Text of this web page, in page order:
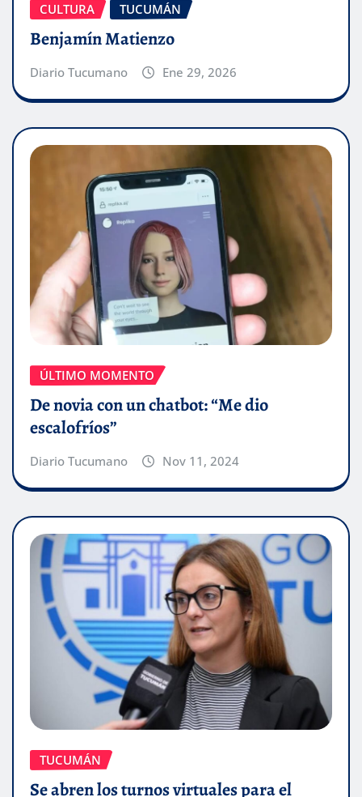
CULTURA TUCUMÁN
Benjamín Matienzo
Diario Tucumano Ene 29, 2026
ÚLTIMO MOMENTO
De novia con un chatbot: “Me dio
escalofríos”
Diario Tucumano Nov 11, 2024
TUCUMÁN
Se abren los turnos virtuales para el